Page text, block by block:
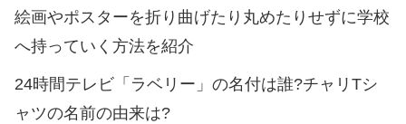
絵画やポスターを折り曲げたり丸めたりせずに学校
へ持っていく方法を紹介
24時間テレビ「ラベリー」の名付は誰?チャリTシ
ャツの名前の由来は?